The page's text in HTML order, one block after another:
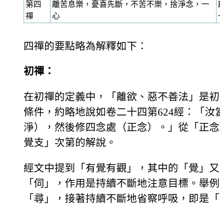
第四
禪
離苦息樂，憂喜先斷，不苦不樂，捨淨念，一
心
四禪的要點略為解釋如下：
初禪：
在初禪的定義中，「離欲、惡不善法」是
條件，約略地說如卷二十四第624經：「
淨），然後修四念處（正念）。」從「正
覺支」次第的解說。
經文中提到「有覺有觀」，其中的「覺」
「伺」，作用是持續不斷地注意目標。舉
「尋」，接著持續不斷地省察呼吸，即是